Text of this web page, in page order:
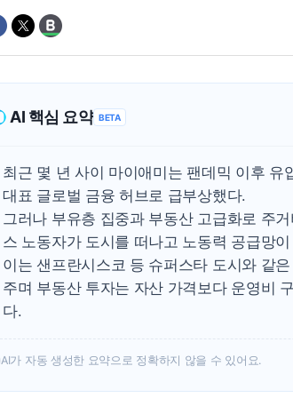
AI 핵심 요약 BETA
최근 몇 년 사이 마이애미는 팬데믹 이후 유
대표 글로벌 금융 허브로 급부상했다.
그러나 부유층 집중과 부동산 고급화로 주
스 노동자가 도시를 떠나고 노동력 공급망
이는 샌프란시스코 등 슈퍼스타 도시와 같
주며 부동산 투자는 자산 가격보다 운영비
다.
AI가 자동 생성한 요약으로 정확하지 않을 수 있어요.